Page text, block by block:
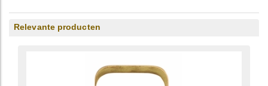
Relevante producten